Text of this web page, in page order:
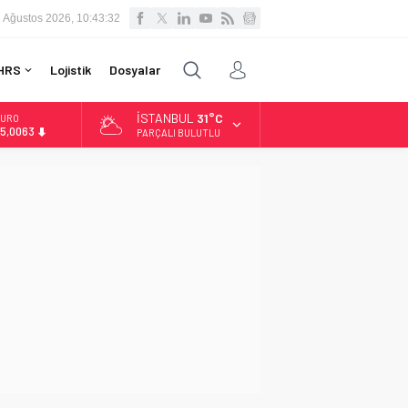
Ağustos 2026, 10:43:33
Lojistik Dosyalar
İSTANBUL 31°C
PARÇALI BULUTLU